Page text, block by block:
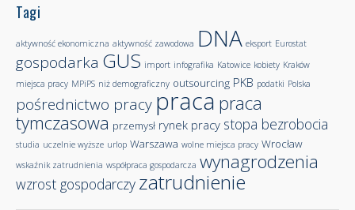
Tagi
aktywność ekonomiczna aktywność zawodowa DNA eksport Eurostat
gospodarka GUS import infografika Katowice kobiety Kraków
miejsca pracy MPiPS niż demograficzny outsourcing PKB podatki Polska
pośrednictwo pracy praca praca
tymczasowa przemysł rynek pracy stopa bezrobocia
studia uczelnie wyższe urlop Warszawa wolne miejsca pracy Wrocław
wskaźnik zatrudnienia współpraca gospodarcza wynagrodzenia
wzrost gospodarczy zatrudnienie